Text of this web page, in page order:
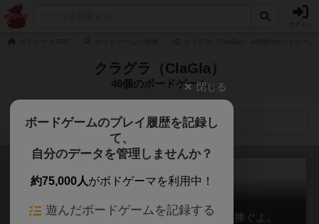
クラグラ（ClaGla）
46個のボードゲーム
検索メニュー
たった今考えたプロポーズの言葉を君に捧ぐよ。
閉じる
ボードゲームのプレイ履歴を記録し
て、
自分のデータを管理しませんか？
約75,000人がボドゲーマを利用中！
遊んだボードゲームを記録する